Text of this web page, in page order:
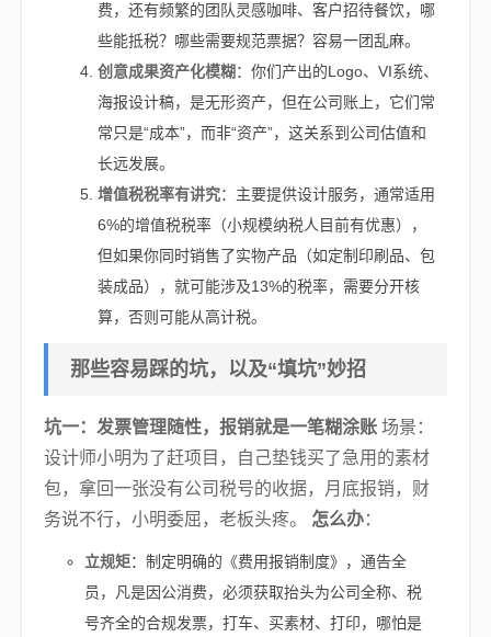
费，还有频繁的团队灵感咖啡、客户招待餐饮，哪
些能抵税？哪些需要规范票据？容易一团乱麻。
创意成果资产化模糊：你们产出的Logo、VI系统、
海报设计稿，是无形资产，但在公司账上，它们常
常只是“成本”，而非“资产”，这关系到公司估值和
长远发展。
增值税税率有讲究：主要提供设计服务，通常适用
6%的增值税税率（小规模纳税人目前有优惠），
但如果你同时销售了实物产品（如定制印刷品、包
装成品），就可能涉及13%的税率，需要分开核
算，否则可能从高计税。
那些容易踩的坑，以及“填坑”妙招
坑一：发票管理随性，报销就是一笔糊涂账 场景：
设计师小明为了赶项目，自己垫钱买了急用的素材
包，拿回一张没有公司税号的收据，月底报销，财
务说不行，小明委屈，老板头疼。 怎么办：
立规矩：制定明确的《费用报销制度》，通告全
员，凡是因公消费，必须获取抬头为公司全称、税
号齐全的合规发票，打车、买素材、打印，哪怕是